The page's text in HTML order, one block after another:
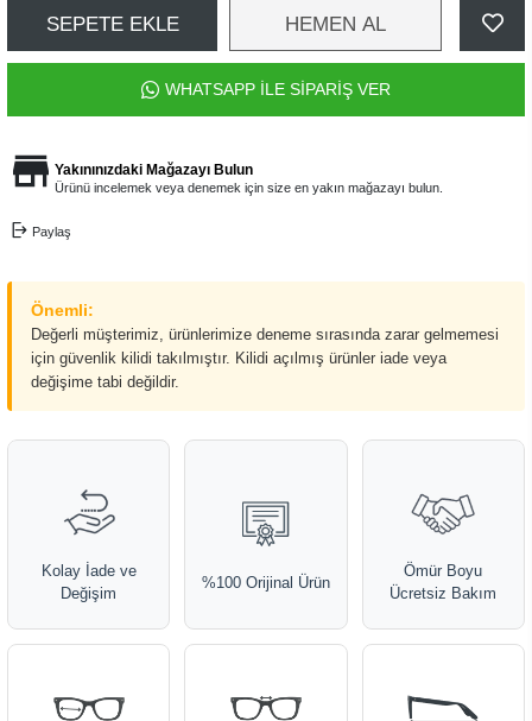
SEPETE EKLE HEMEN AL
WHATSAPP İLE SİPARİŞ VER
Yakınınızdaki Mağazayı Bulun
Ürünü incelemek veya denemek için size en yakın mağazayı bulun.
Paylaş
Önemli:
Değerli müşterimiz, ürünlerimize deneme sırasında zarar gelmemesi
için güvenlik kilidi takılmıştır. Kilidi açılmış ürünler iade veya
değişime tabi değildir.
Kolay İade ve
Değişim
%100 Orijinal Ürün
Ömür Boyu
Ücretsiz Bakım